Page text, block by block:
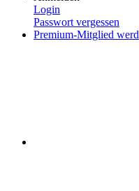
Login
Passwort vergessen
Premium-Mitglied